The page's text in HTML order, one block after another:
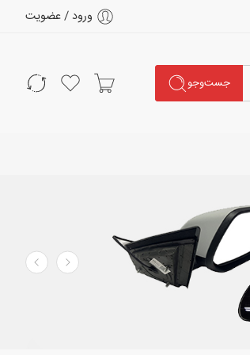
ورود / عضویت
جست‌وجو